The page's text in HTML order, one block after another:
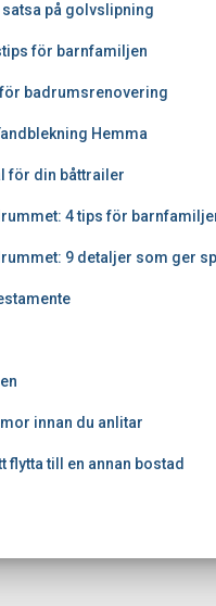
på golvslipning
för barnfamiljen
badrumsrenovering
Hemma
för din båttrailer
4 tips för
9 detaljer som ger
innan du anlitar
flytta till en annan bostad